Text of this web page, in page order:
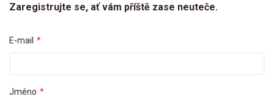
Zaregistrujte se, ať vám příště zase neuteče.
E-mail *
Jméno *